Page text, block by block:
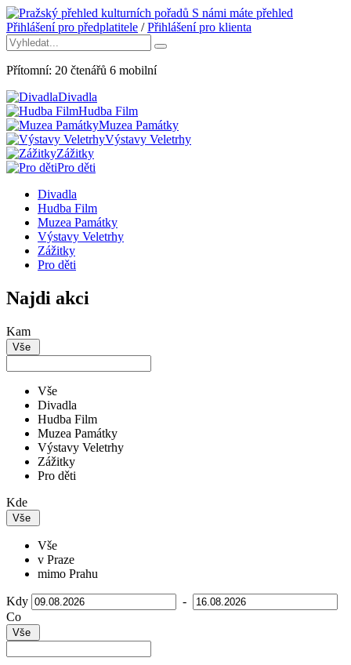
S námi máte přehled
Přihlášení pro předplatitele /Přihlášení pro klienta
Přítomní: 20 čtenářů 6 mobilní
Divadla
Hudba Film
Muzea Památky
Výstavy Veletrhy
Zážitky
Pro děti
Divadla
Hudba Film
Muzea Památky
Výstavy Veletrhy
Zážitky
Pro děti
Najdi akci
Kam
Vše
Vše
Divadla
Hudba Film
Muzea Památky
Výstavy Veletrhy
Zážitky
Pro děti
Kde
Vše
Vše
v Praze
mimo Prahu
Kdy
-
Co
Vše